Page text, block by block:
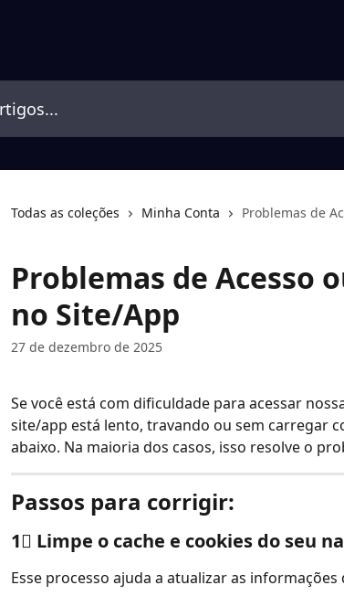
Todas as coleções Minha Conta Problemas de
Problemas de Acesso
no Site/App
27 de dezembro de 2025
Se você está com dificuldade para acessar
site/app está lento, travando ou sem carregar
abaixo. Na maioria dos casos, isso resolve o
Passos para corrigir:
1⃣ Limpe o cache e cookies do seu
Esse processo ajuda a atualizar as